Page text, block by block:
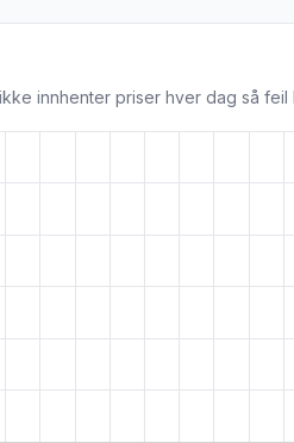
innhenter priser hver dag så feil